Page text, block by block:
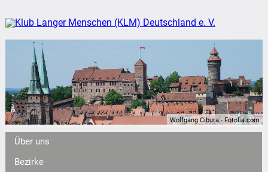
Wolfgang Cibura - Fotolia.com
Über uns
Bezirke